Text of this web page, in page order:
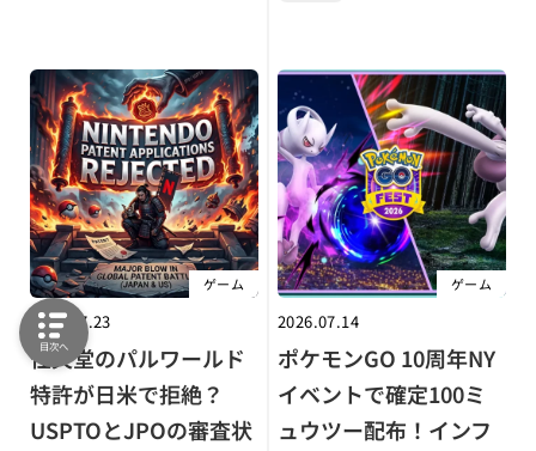
ゲーム
2026.07.23
任天堂のパルワールド
特許が日米で拒絶？
USPTOとJPOの審査状
ゲーム
2026.07.14
ポケモンGO 10周年NY
イベントで確定100ミ
ュウツー配布！インフ
目次へ